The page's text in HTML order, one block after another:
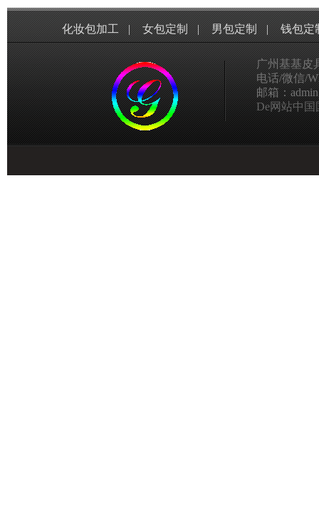
化妆包加工 | 女包定制 | 男包定制 | 钱包定
广州基基皮
电话/微信/
邮箱：
De网站中国